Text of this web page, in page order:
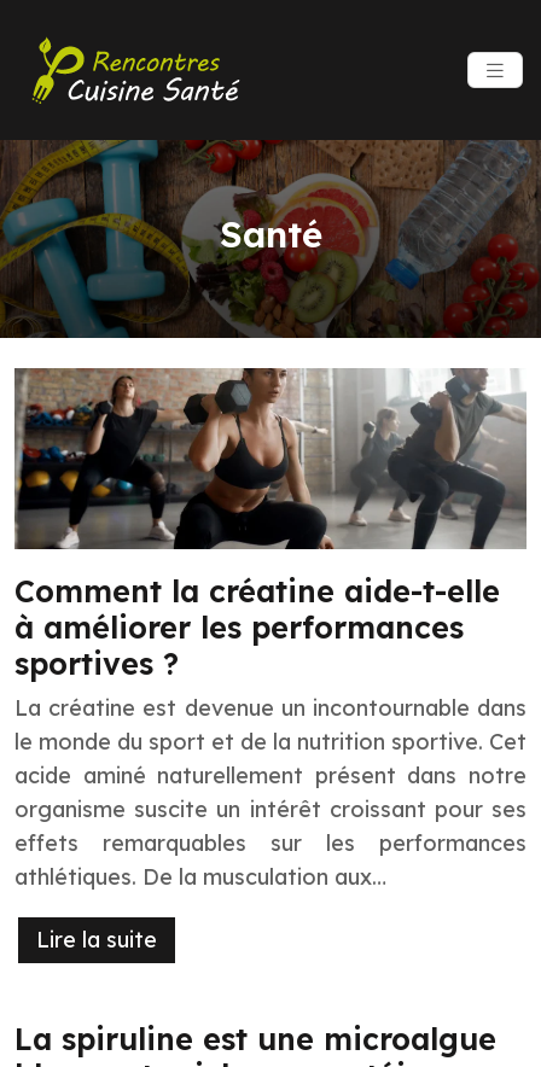
Santé
Comment la créatine aide-t-elle
à améliorer les performances
sportives ?
La créatine est devenue un incontournable dans
le monde du sport et de la nutrition sportive. Cet
acide aminé naturellement présent dans notre
organisme suscite un intérêt croissant pour ses
effets remarquables sur les performances
athlétiques. De la musculation aux…
Lire la suite
La spiruline est une microalgue